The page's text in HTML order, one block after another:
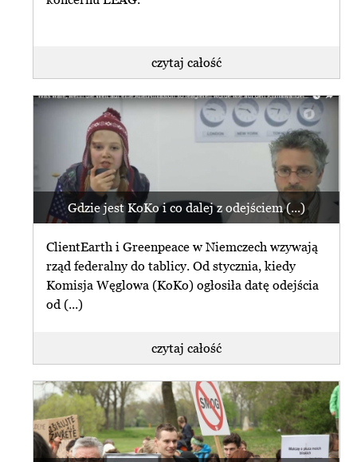
czytaj całość
Gdzie jest KoKo i co dalej z odejściem (...)
ClientEarth i Greenpeace w Niemczech wzywają
rząd federalny do tablicy. Od stycznia, kiedy
Komisja Węglowa (KoKo) ogłosiła datę odejścia
od (...)
czytaj całość